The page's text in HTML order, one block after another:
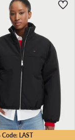
LAST